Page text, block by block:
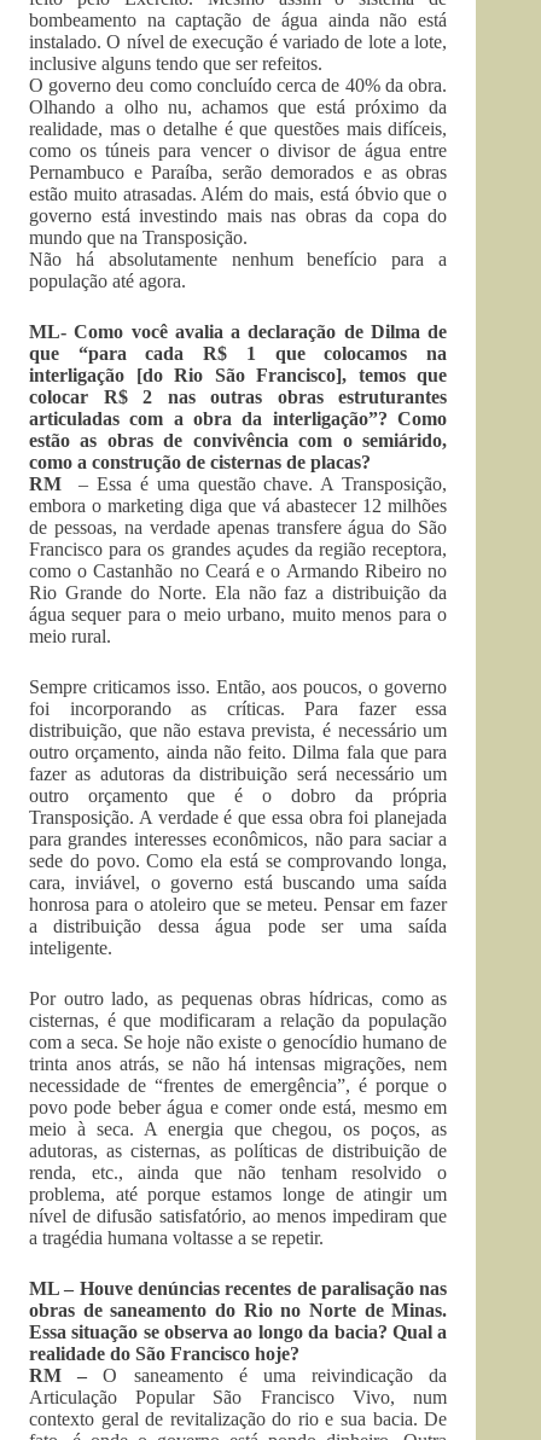
bombeamento na captação de água ainda não está
instalado. O nível de execução é variado de lote a lote,
inclusive alguns tendo que ser refeitos.
O governo deu como concluído cerca de 40% da obra.
Olhando a olho nu, achamos que está próximo da
realidade, mas o detalhe é que questões mais difíceis,
como os túneis para vencer o divisor de água entre
Pernambuco e Paraíba, serão demorados e as obras
estão muito atrasadas. Além do mais, está óbvio que o
governo está investindo mais nas obras da copa do
mundo que na Transposição.
Não há absolutamente nenhum benefício para a
população até agora.
ML- Como você avalia a declaração de Dilma de
que “para cada R$ 1 que colocamos na
interligação [do Rio São Francisco], temos que
colocar R$ 2 nas outras obras estruturantes
articuladas com a obra da interligação”? Como
estão as obras de convivência com o semiárido,
como a construção de cisternas de placas?
RM – Essa é uma questão chave. A Transposição,
embora o marketing diga que vá abastecer 12 milhões
de pessoas, na verdade apenas transfere água do São
Francisco para os grandes açudes da região receptora,
como o Castanhão no Ceará e o Armando Ribeiro no
Rio Grande do Norte. Ela não faz a distribuição da
água sequer para o meio urbano, muito menos para o
meio rural.
Sempre criticamos isso. Então, aos poucos, o governo
foi incorporando as críticas. Para fazer essa
distribuição, que não estava prevista, é necessário um
outro orçamento, ainda não feito. Dilma fala que para
fazer as adutoras da distribuição será necessário um
outro orçamento que é o dobro da própria
Transposição. A verdade é que essa obra foi planejada
para grandes interesses econômicos, não para saciar a
sede do povo. Como ela está se comprovando longa,
cara, inviável, o governo está buscando uma saída
honrosa para o atoleiro que se meteu. Pensar em fazer
a distribuição dessa água pode ser uma saída
inteligente.
Por outro lado, as pequenas obras hídricas, como as
cisternas, é que modificaram a relação da população
com a seca. Se hoje não existe o genocídio humano de
trinta anos atrás, se não há intensas migrações, nem
necessidade de “frentes de emergência”, é porque o
povo pode beber água e comer onde está, mesmo em
meio à seca. A energia que chegou, os poços, as
adutoras, as cisternas, as políticas de distribuição de
renda, etc., ainda que não tenham resolvido o
problema, até porque estamos longe de atingir um
nível de difusão satisfatório, ao menos impediram que
a tragédia humana voltasse a se repetir.
ML – Houve denúncias recentes de paralisação nas
obras de saneamento do Rio no Norte de Minas.
Essa situação se observa ao longo da bacia? Qual a
realidade do São Francisco hoje?
RM –O saneamento é uma reivindicação da
Articulação Popular São Francisco Vivo, num
contexto geral de revitalização do rio e sua bacia. De